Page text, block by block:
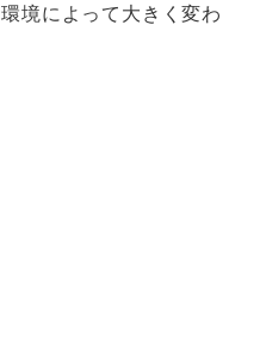
境によって大きく変わ